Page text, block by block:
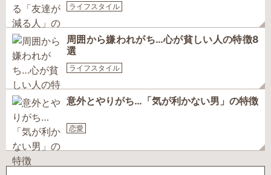
ライフスタイル
周囲から嫌われがち…心が貧しい人の特徴8
選
ライフスタイル
意外とやりがち…「気が利かない男」の特徴
恋愛